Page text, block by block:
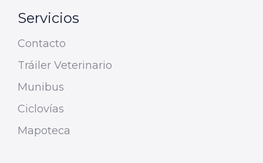
Servicios
Contacto
Tráiler Veterinario
Munibus
Ciclovías
Mapoteca